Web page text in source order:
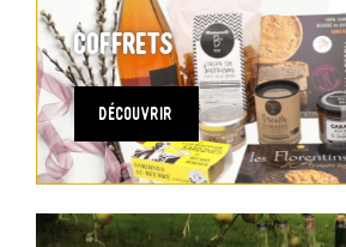
Coffrets
DÉCOUVRIR